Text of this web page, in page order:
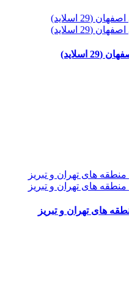
اسلاید)
های تهران و تبریز